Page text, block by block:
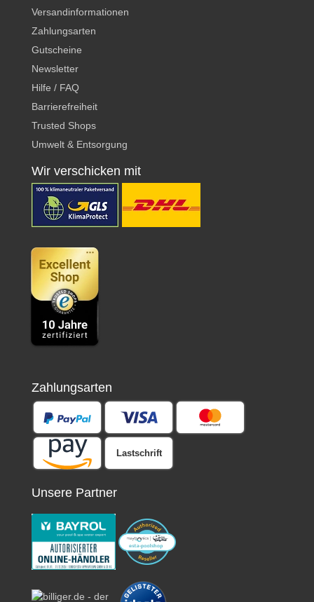
Versandinformationen
Zahlungsarten
Gutscheine
Newsletter
Hilfe / FAQ
Barrierefreiheit
Trusted Shops
Umwelt & Entsorgung
Wir verschicken mit
Zahlungsarten
Lastschrift
Unsere Partner